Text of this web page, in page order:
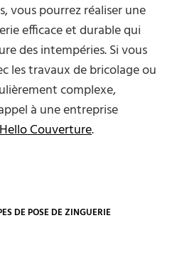
vous pourrez réaliser une
efficace et durable qui
des intempéries. Si vous
les travaux de bricolage ou
complexe,
à une entreprise
Hello Couverture.
DE POSE DE ZINGUERIE